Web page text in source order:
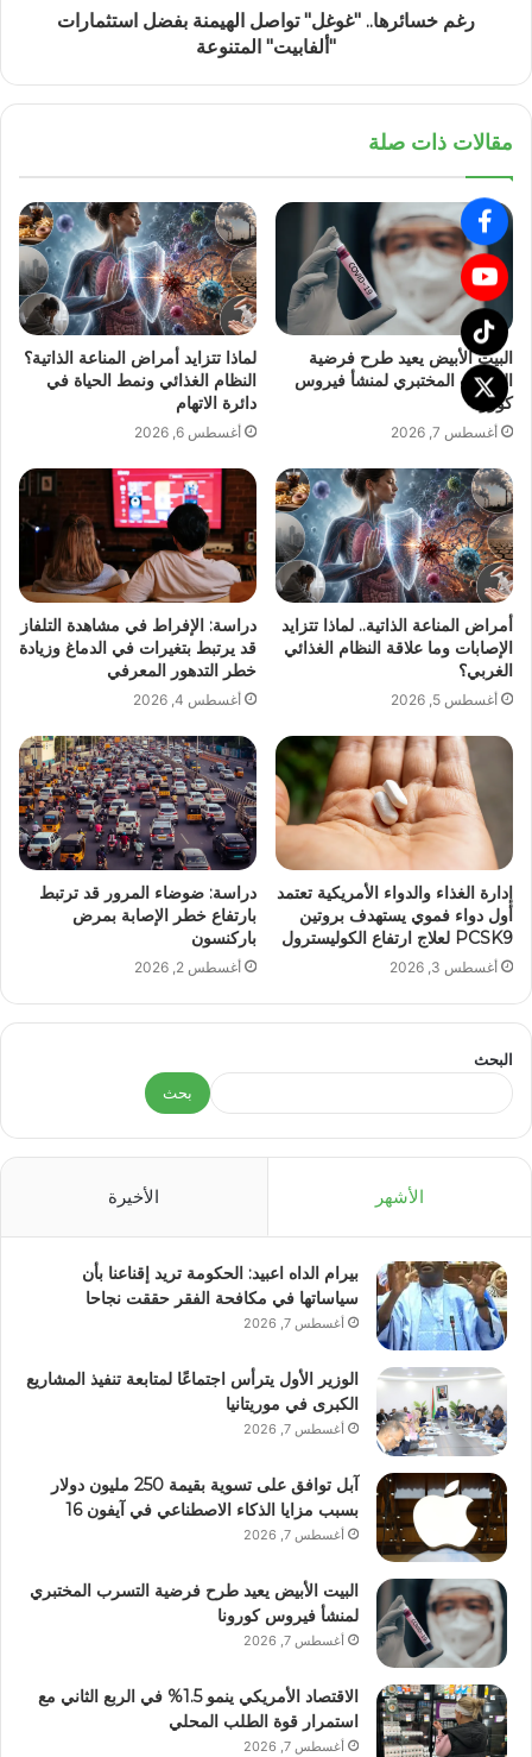
رغم خسائرها.. "غوغل" تواصل الهيمنة بفضل استثمارات
"ألفابيت" المتنوعة
مقالات ذات صلة
البيت الأبيض يعيد طرح فرضية
التسرب المختبري لمنشأ فيروس
كورونا
أغسطس 7, 2026
لماذا تتزايد أمراض المناعة الذاتية؟
النظام الغذائي ونمط الحياة في
دائرة الاتهام
أغسطس 6, 2026
أمراض المناعة الذاتية.. لماذا تتزايد
الإصابات وما علاقة النظام الغذائي
الغربي؟
أغسطس 5, 2026
دراسة: الإفراط في مشاهدة التلفاز
قد يرتبط بتغيرات في الدماغ وزيادة
خطر التدهور المعرفي
أغسطس 4, 2026
إدارة الغذاء والدواء الأمريكية تعتمد
أول دواء فموي يستهدف بروتين
PCSK9 لعلاج ارتفاع الكوليسترول
أغسطس 3, 2026
دراسة: ضوضاء المرور قد ترتبط
بارتفاع خطر الإصابة بمرض
باركنسون
أغسطس 2, 2026
البحث
بحث
الأشهر الأخيرة
بيرام الداه اعبيد: الحكومة تريد إقناعنا بأن
سياساتها في مكافحة الفقر حققت نجاحا
أغسطس 7, 2026
الوزير الأول يترأس اجتماعًا لمتابعة تنفيذ المشاريع
الكبرى في موريتانيا
أغسطس 7, 2026
آبل توافق على تسوية بقيمة 250 مليون دولار
بسبب مزايا الذكاء الاصطناعي في آيفون 16
أغسطس 7, 2026
البيت الأبيض يعيد طرح فرضية التسرب المختبري
لمنشأ فيروس كورونا
أغسطس 7, 2026
الاقتصاد الأمريكي ينمو 1.5% في الربع الثاني مع
استمرار قوة الطلب المحلي
أغسطس 7, 2026